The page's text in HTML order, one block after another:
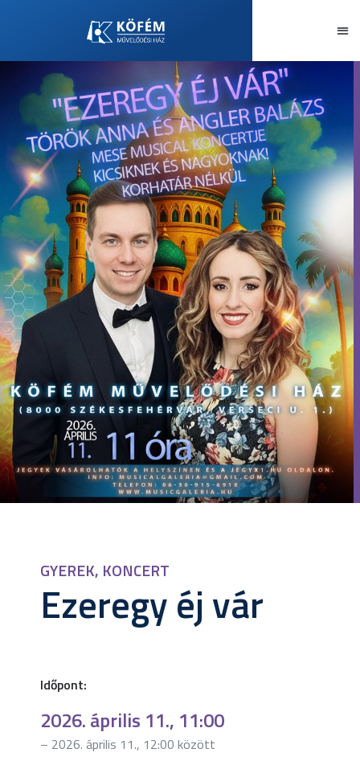
GYEREK, KONCERT
Ezeregy éj vár
Időpont:
2026. április 11., 11:00
– 2026. április 11., 12:00 között